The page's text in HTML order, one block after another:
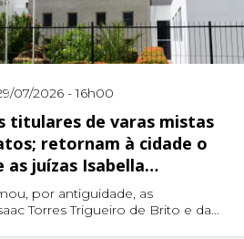
07/2026 - 16h00
titulares de varas mistas
retornam à cidade o
as juízas Isabella
Moura
por antiguidade, as
Torres Trigueiro de Brito e das